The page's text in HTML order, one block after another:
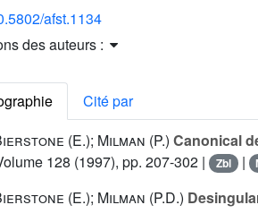
afst.1134
des auteurs :
Cité par
(E.); Milman (P.) Canonical
128 (1997), pp. 207-302 | Zbl |
(E.); Milman (P.D.)